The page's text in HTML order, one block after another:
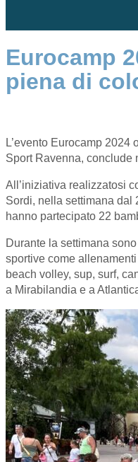
Eurocamp
piena di
L’evento Eurocamp 2024
Sport Ravenna, conclude
All’iniziativa realizzatosi
Sordi, nella settimana dal
hanno partecipato 22
Durante la settimana
sportive come
beach volley, sup, surf,
a Mirabilandia e a